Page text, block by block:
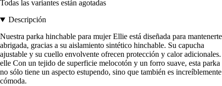
Todas las variantes están agotadas
Descripción
Nuestra parka hinchable para mujer Ellie está diseñada para mantenerte
abrigada, gracias a su aislamiento sintético hinchable. Su capucha
ajustable y su cuello envolvente ofrecen protección y calor adicionales.
elle Con un tejido de superficie melocotón y un forro suave, esta parka
no sólo tiene un aspecto estupendo, sino que también es increíblemente
cómoda.